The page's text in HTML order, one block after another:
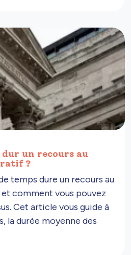
dur un recours au
?
temps dure un recours au
comment vous pouvez
Cet article vous guide à
la durée moyenne des